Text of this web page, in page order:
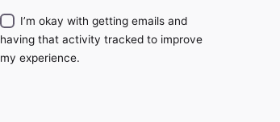
I’m okay with getting emails and
having that activity tracked to improve
my experience.